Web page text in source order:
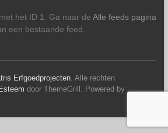
het ID 1. Ga naar de Alle feeds pagina
een bestaande feed.
Erfgoedprojecten. Alle rechten
Esteem door ThemeGrill. Powered by